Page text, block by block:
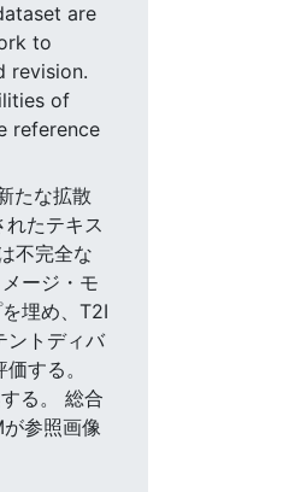
are
to
revision.
of
reference
たな拡散
たテキス
不完全な
ージ・モ
埋め、T2I
ントディバ
する。
る。 総合
参照画像